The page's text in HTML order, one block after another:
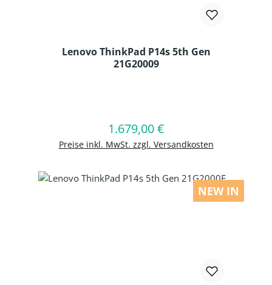
Lenovo ThinkPad P14s 5th Gen
21G20009
Regulärer Preis:
1.679,00 €
Preise inkl. MwSt. zzgl. Versandkosten
In den Warenkorb
NEW IN